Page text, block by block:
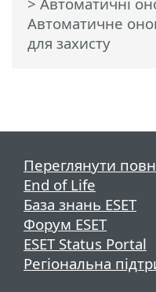
Автоматичне
для захисту
Переглянути
End of Life
База знань ESET
Форум ESET
ESET Status Portal
Регіональна